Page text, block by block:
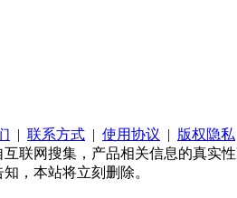
| 联系方式 | 使用协议 | 版权隐私
联网搜集，产品相关信息的真实
，本站将立刻删除。